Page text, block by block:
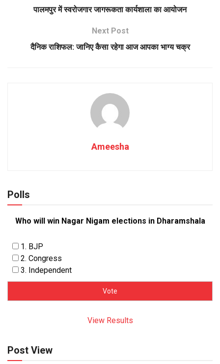
पालमपुर में स्वरोजगार जागरूकता कार्यशाला का आयोजन
Next Post
दैनिक राशिफल: जानिए कैसा रहेगा आज आपका भाग्य चक्र
Ameesha
Polls
Who will win Nagar Nigam elections in Dharamshala
1. BJP
2. Congress
3. Independent
View Results
Post View